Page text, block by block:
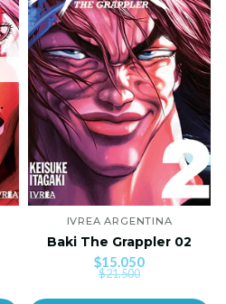
IVREA ARGENTINA
Baki The Grappler 02
$15.050
$21.500